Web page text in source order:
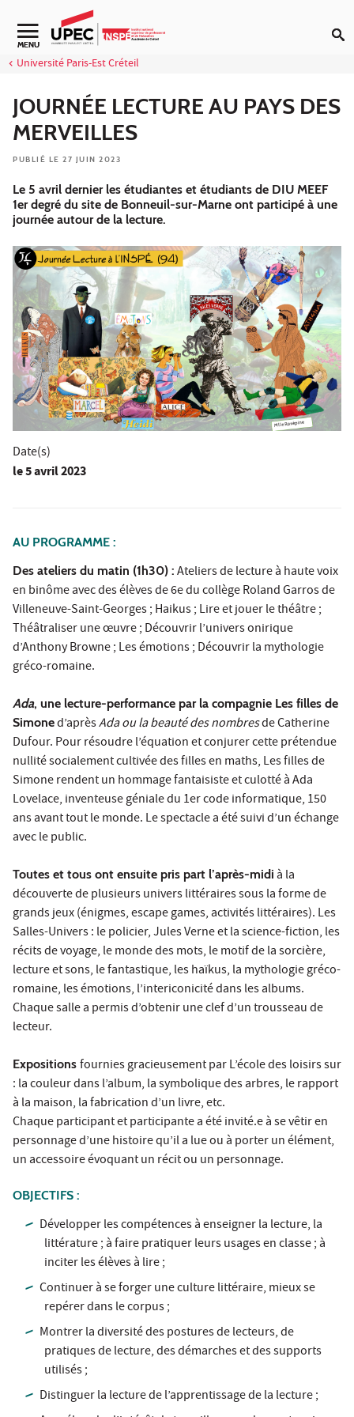
Aller au contenu
Navigation secondaire
MENU
Université Paris-Est Créteil
JOURNÉE LECTURE AU PAYS DES
MERVEILLES
PUBLIÉ LE 27 JUIN 2023
Le 5 avril dernier les étudiantes et étudiants de DIU MEEF
1er degré du site de Bonneuil-sur-Marne ont participé à une
journée autour de la lecture.
Date(s)
le5 avril 2023
AU PROGRAMME :
Des ateliers du matin (1h30) : Ateliers de lecture à haute voix
en binôme avec des élèves de 6e du collège Roland Garros de
Villeneuve-Saint-Georges ; Haikus ; Lire et jouer le théâtre ;
Théâtraliser une œuvre ; Découvrir l’univers onirique
d’Anthony Browne ; Les émotions ; Découvrir la mythologie
gréco-romaine.
Ada, une lecture-performance par la compagnie Les filles de
Simoned’aprèsAda ou la beauté des nombresde Catherine
Dufour. Pour résoudre l’équation et conjurer cette prétendue
nullité socialement cultivée des filles en maths, Les filles de
Simone rendent un hommage fantaisiste et culotté à Ada
Lovelace, inventeuse géniale du 1er code informatique, 150
ans avant tout le monde. Le spectacle a été suivi d’un échange
avec le public.
Toutes et tous ont ensuite pris part l’après-midi à la
découverte de plusieurs univers littéraires sous la forme de
grands jeux (énigmes, escape games, activités littéraires). Les
Salles-Univers : le policier, Jules Verne et la science-fiction, les
récits de voyage, le monde des mots, le motif de la sorcière,
lecture et sons, le fantastique, les haïkus, la mythologie gréco-
romaine, les émotions, l’intericonicité dans les albums.
Chaque salle a permis d’obtenir une clef d’un trousseau de
lecteur.
Expositions fournies gracieusement par L’école des loisirs sur
: la couleur dans l’album, la symbolique des arbres, le rapport
à la maison, la fabrication d’un livre, etc.
Chaque participant et participante a été invité.e à se vêtir en
personnage d’une histoire qu’il a lue ou à porter un élément,
un accessoire évoquant un récit ou un personnage.
OBJECTIFS :
Développer les compétences à enseigner la lecture, la
littérature ; à faire pratiquer leurs usages en classe ; à
inciter les élèves à lire ;
Continuer à se forger une culture littéraire, mieux se
repérer dans le corpus ;
Montrer la diversité des postures de lecteurs, de
pratiques de lecture, des démarches et des supports
utilisés ;
Distinguer la lecture de l’apprentissage de la lecture ;